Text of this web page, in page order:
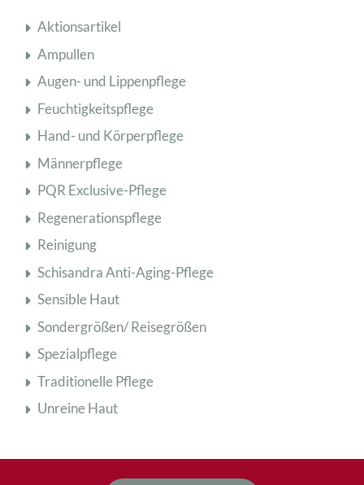
Aktionsartikel
Ampullen
Augen- und Lippenpflege
Feuchtigkeitspflege
Hand- und Körperpflege
Männerpflege
PQR Exclusive-Pflege
Regenerationspflege
Reinigung
Schisandra Anti-Aging-Pflege
Sensible Haut
Sondergrößen/ Reisegrößen
Spezialpflege
Traditionelle Pflege
Unreine Haut